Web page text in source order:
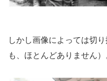
しかし画像によっては切
も、ほとんどありません）